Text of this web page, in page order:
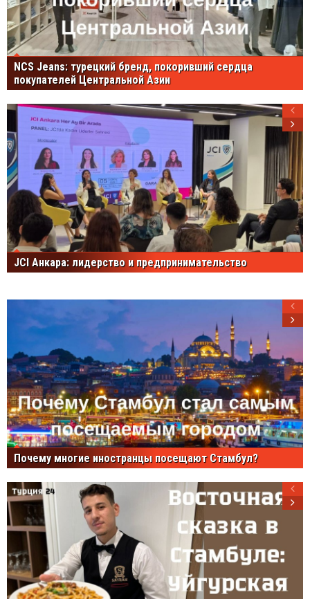
NCS Jeans: турецкий бренд, покоривший сердца
покупателей Центральной Азии
JCI Анкара: лидерство и предпринимательство
Почему многие иностранцы посещают Стамбул?